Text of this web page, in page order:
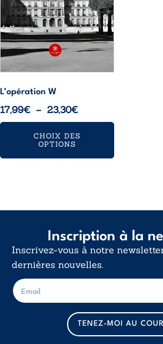
L’opération W
17,99€ – 23,30€Plage
de
prix :
CHOIX DES
OPTIONS
peuvent
être
choisies
sur
la
page
du
produit
Inscription à la
Inscrivez-vous à notre
dernières nouvelles.
m
a
i
l
E
-
m
TENEZ-MOI AU